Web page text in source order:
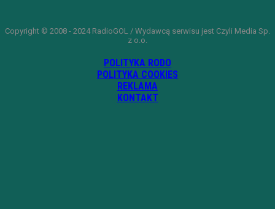
Copyright © 2008 - 2024 RadioGOL / Wydawcą serwisu jest Czyli Media Sp.
z o.o.
POLITYKA RODO
POLITYKA COOKIES
REKLAMA
KONTAKT